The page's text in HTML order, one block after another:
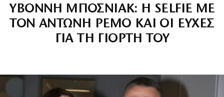
ΥΒΟΝΝΗ ΜΠΟΣΝΙΑΚ: Η SELFIE ΜΕ
ΤΟΝ ΑΝΤΩΝΗ ΡΕΜΟ ΚΑΙ ΟΙ ΕΥΧΕΣ
ΓΙΑ ΤΗ ΓΙΟΡΤΗ ΤΟΥ